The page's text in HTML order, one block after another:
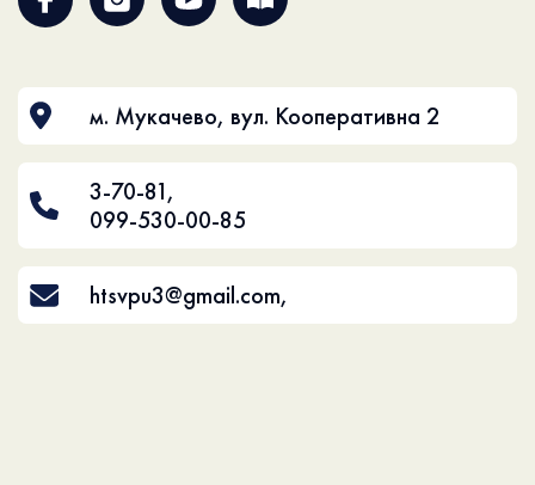
м. Мукачево, вул. Кооперативна 2
3-70-81,
099-530-00-85
htsvpu3@gmail.com,